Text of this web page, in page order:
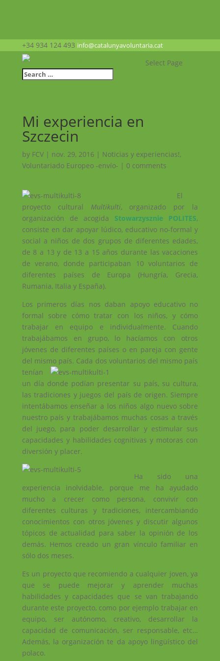
+34 934 124 493 info@catalunyavoluntaria.cat
Select Page
Mi experiencia en
Szczecin
by FCV| nov. 29, 2016 | Noticias y experiencias!,
Voluntariado Europeo -envío- | 0 comments
El
proyecto cultural Multikulti, organizado por la
organización de acogida Stowarzysznie POLITES,
consiste en dar apoyar lúdico, educativo no-formal y
social a niños de dos grupos de diferentes edades,
de 8 a 13 y de 13 a 15 años durante las vacaciones
de verano, donde participaban 10 voluntarios de
diferentes países de Europa (Hungría, Grecia,
Rumania, Italia y España).
Los primeros días nos daban apoyo educativo no
formal sobre cómo tratar con los niños, y cómo
trabajar en equipo e individualmente. Cuando
trabajábamos en grupo, lo hacíamos con otros
jóvenes de diferentes países o en pareja con gente
del mismo país. Cada dos voluntarios del mismo país
tenían
un día donde podían presentar su país, su cultura,
las tradiciones y juegos del país de origen. Siempre
intentábamos enseñar a los niños algo nuevo sobre
nuestro país y trabajábamos muchas cosas a través
del juego, para poder desarrollar y estimular sus
capacidades y habilidades cognitivas y motoras con
diversión y placer.
Ha sido una
experiencia inolvidable, porque me ha ayudado
mucho a crecer como persona, convivir con
diferentes culturas y tradiciones, intercambiando
conocimientos con otros jóvenes y discutir algunos
tópicos de actualidad para saber la opinión de los
demás. Hemos creado un gran vínculo familiar en
sólo dos meses.
Es un proyecto que recomiendo a cualquier joven, ya
que se puede mejorar y aprender muchas
habilidades y capacidades que se van trabajando
durante este proyecto, como por ejemplo trabajar en
equipo, ser autónomo, creativo, desarrollar la
capacidad de comunicación, ser responsable, etc…
Además, la organización te da apoyo lingüístico del
polaco.